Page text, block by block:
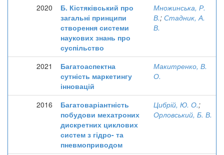
2020
Б. Кістяківський про
загальні принципи
створення системи
наукових знань про
суспільство
Множинська, Р.
В.; Стадник, А.
В.
2021
Багатоаспектна
сутність маркетингу
інновацій
Макитренко, В.
О.
2016
Багатоваріантність
побудови мехатроних
дискретних циклових
систем з гідро- та
пневмоприводом
Цибрій, Ю. О.;
Орловський, Б. В.